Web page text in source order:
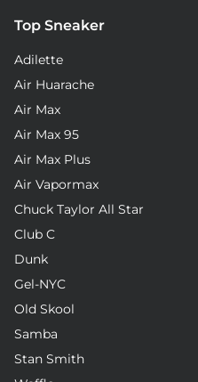
Top Sneaker
Adilette
Air Huarache
Air Max
Air Max 95
Air Max Plus
Air Vapormax
Chuck Taylor All Star
Club C
Dunk
Gel-NYC
Old Skool
Samba
Stan Smith